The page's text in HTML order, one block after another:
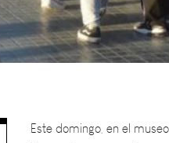
Un evento que reunió